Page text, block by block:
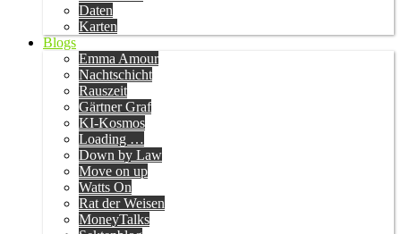
Daten
Karten
Blogs
Emma Amour
Nachtschicht
Rauszeit
Gärtner Graf
KI-Kosmos
Loading …
Down by Law
Move on up
Watts On
Rat der Weisen
MoneyTalks